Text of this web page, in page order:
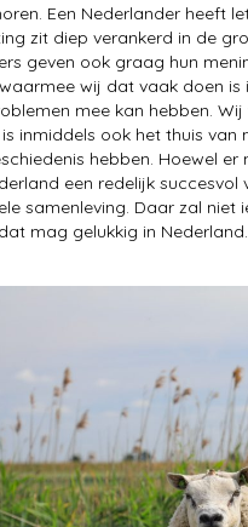
Een Nederlander heeft
zit diep verankerd in de
geven ook graag hun
wij dat vaak doen is
mee kan hebben.
inmiddels ook het thuis van
hebben. Hoewel
een redelijk succesvol
samenleving. Daar zal niet
mag gelukkig in